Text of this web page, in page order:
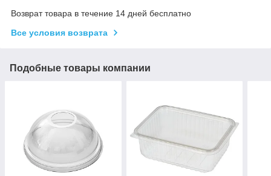
Возврат товара в течение 14 дней бесплатно
Все условия возврата
Подобные товары компании